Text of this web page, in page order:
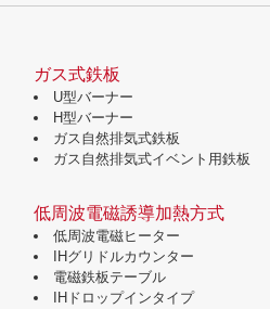
ガス式鉄板
U型バーナー
H型バーナー
ガス自然排気式鉄板
ガス自然排気式イベント用鉄板
低周波電磁誘導加熱方式
低周波電磁ヒーター
IHグリドルカウンター
電磁鉄板テーブル
IHドロップインタイプ